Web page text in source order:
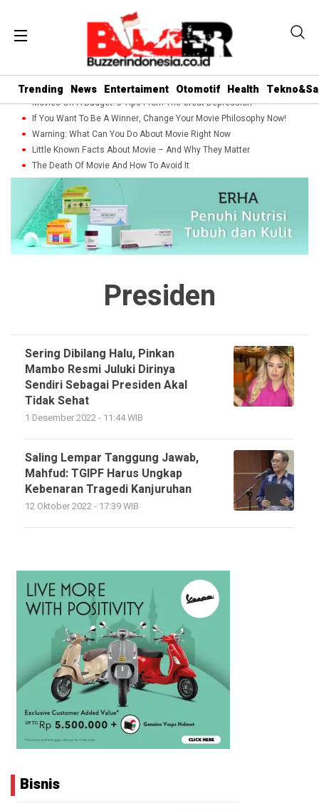
Trending News Entertaiment Otomotif Health
Movies On A Budget: 5 Tips From The Great Depression
If You Want To Be A Winner, Change Your Movie Philosophy Now!
Warning: What Can You Do About Movie Right Now
Little Known Facts About Movie – And Why They Matter
The Death Of Movie And How To Avoid It
Presiden
Sering Dibilang Halu, Pinkan
Mambo Resmi Juluki Dirinya
Sendiri Sebagai Presiden Akal
Tidak Sehat
1 Desember 2022 - 11:44 WIB
Saling Lempar Tanggung Jawab,
Mahfud: TGIPF Harus Ungkap
Kebenaran Tragedi Kanjuruhan
12 Oktober 2022 - 17:39 WIB
Bisnis